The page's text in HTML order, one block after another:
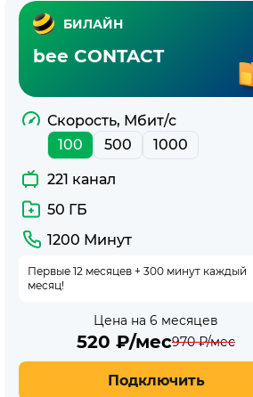
БИЛАЙН
bee CONTACT
Скорость, Мбит/с
100
500 1000
221 канал
50 ГБ
1200 Минут
Первые 12 месяцев + 300 минут каждый
месяц!
Цена на 6 месяцев
520 ₽/мес970₽/мес
Подключить